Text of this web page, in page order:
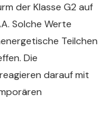
der Klasse G2 auf
Solche Werte
Teilchen
Die
darauf mit